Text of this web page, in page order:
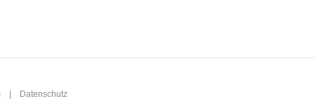
| Datenschutz